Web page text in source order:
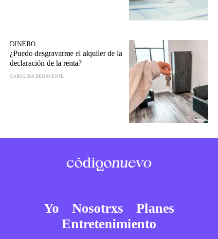
DINERO
¿Puedo desgravarme el alquiler de la
declaración de la renta?
CAROLINA BENAVENTE
Yo Nosotrxs
Planes
Entretenimiento